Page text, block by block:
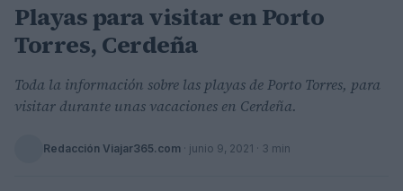
Playas para visitar en Porto
Torres, Cerdeña
Toda la información sobre las playas de Porto Torres, para
visitar durante unas vacaciones en Cerdeña.
Redacción Viajar365.com · junio 9, 2021 · 3 min